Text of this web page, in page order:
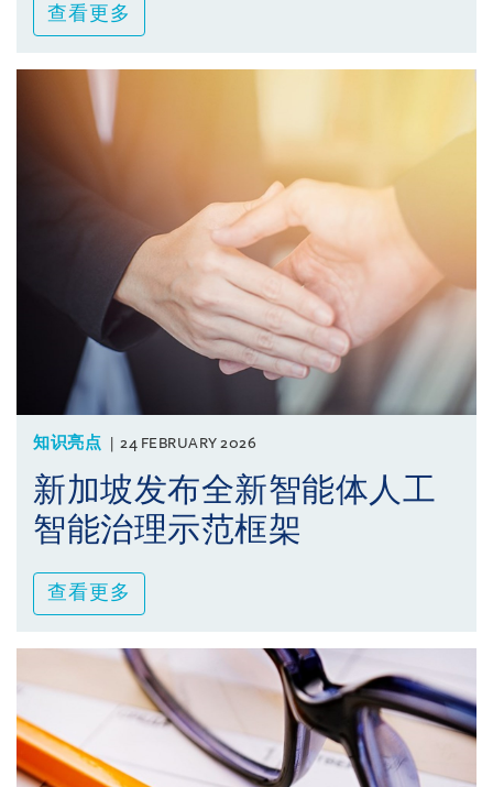
查看更多
知识亮点 24 FEBRUARY 2026
新加坡发布全新智能体人工
智能治理示范框架
查看更多